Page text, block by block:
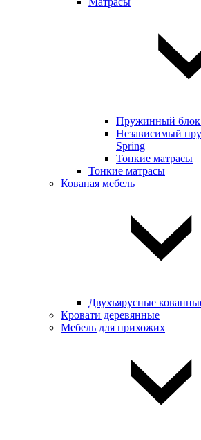
Пружинный блок
Независимый
Spring
Тонкие матрасы
Тонкие матрасы
Кованая мебель
Двухъярусные
Кровати деревянные
Мебель для прихожих